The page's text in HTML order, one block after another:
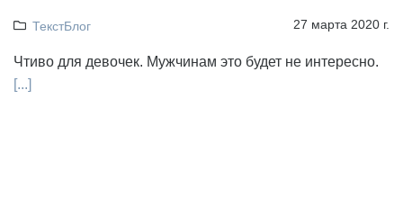
ТекстБлог 27 марта 2020 г.
Чтиво для девочек. Мужчинам это будет не интересно.
[...]